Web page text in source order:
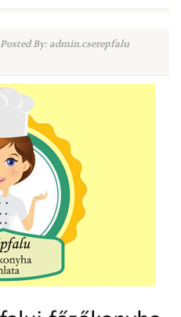
Posted By: admin.cserepfalu